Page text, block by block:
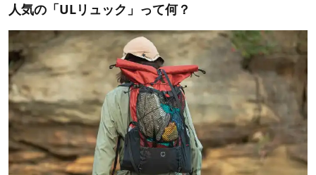
人気の「ULリュック」って何？